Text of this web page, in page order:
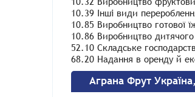
10.39 Інші види
10.85 Виробництво готової
10.86 Виробництво
52.10 Складське
68.20 Надання в оренду й
Аграна Фрут